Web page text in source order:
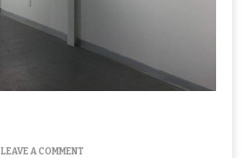
LEAVE A COMMENTON